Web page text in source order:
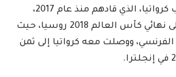
داليتش، مدرب منتخب كرواتيا، الذي قادهم منذ عام 2017،
ووصلت معه كرواتيا إلى نهائي كأس العالم 2018 روسيا، حيث
ووصلت معه كرواتيا إلى ثمن